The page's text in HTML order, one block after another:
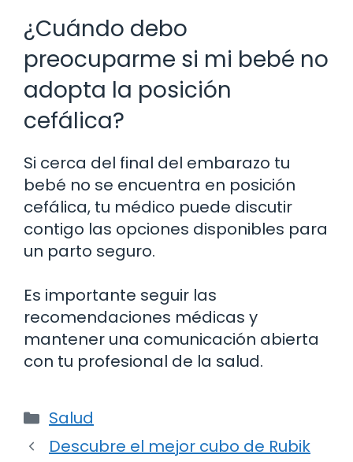
¿Cuándo debo
preocuparme si mi bebé no
adopta la posición
cefálica?
Si cerca del final del embarazo tu
bebé no se encuentra en posición
cefálica, tu médico puede discutir
contigo las opciones disponibles para
un parto seguro.
Es importante seguir las
recomendaciones médicas y
mantener una comunicación abierta
con tu profesional de la salud.
Categorías
Salud
Descubre el mejor cubo de Rubik